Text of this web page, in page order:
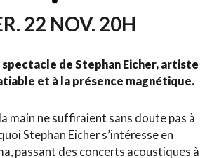
22 NOV. 20H
de Stephan Eicher, artiste
et à la présence magnétique.
main ne suffiraient sans doute pas à
Stephan Eicher s’intéresse en
passant des concerts acoustiques à